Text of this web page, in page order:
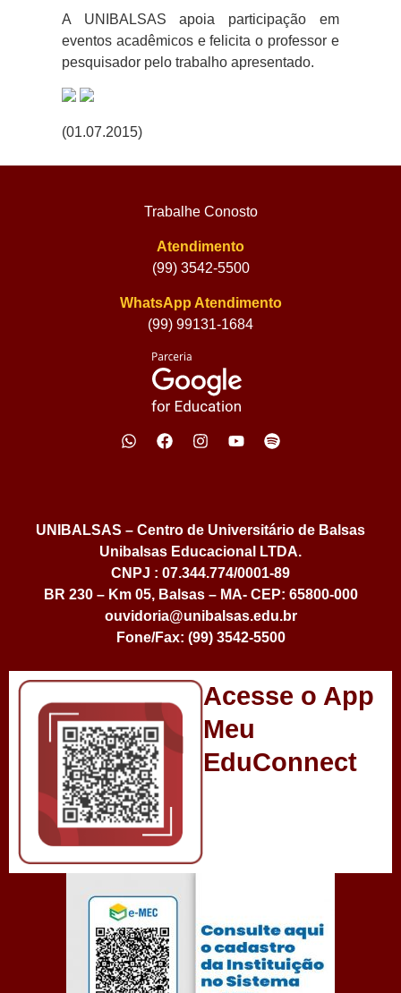
A UNIBALSAS apoia participação em
eventos acadêmicos e felicita o professor e
pesquisador pelo trabalho apresentado.
(01.07.2015)
Trabalhe Conosto
Atendimento
(99) 3542-5500
WhatsApp Atendimento
(99) 99131-1684
UNIBALSAS – Centro de Universitário de Balsas
Unibalsas Educacional LTDA.
CNPJ : 07.344.774/0001-89
BR 230 – Km 05, Balsas – MA- CEP: 65800-000
ouvidoria@unibalsas.edu.br
Fone/Fax: (99) 3542-5500
Acesse o App
Meu
EduConnect